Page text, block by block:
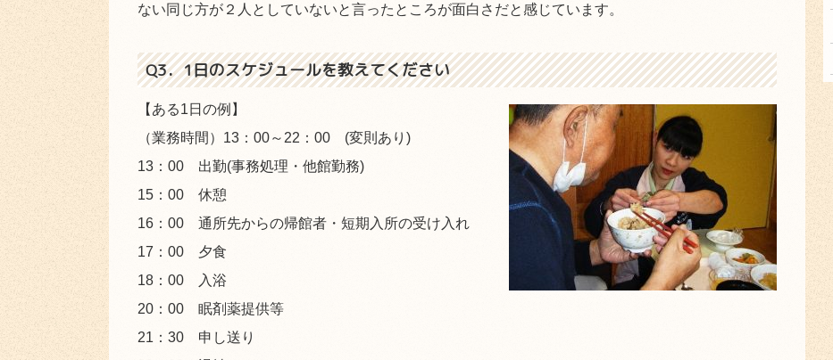
ない同じ方が２人としていないと言ったところが面白さだと感じています。
Q3．1日のスケジュールを教えてください
【ある1日の例】
（業務時間）13：00～22：00 (変則あり)
13：00 出勤(事務処理・他館勤務)
15：00 休憩
16：00 通所先からの帰館者・短期入所の受け入れ
17：00 夕食
18：00 入浴
20：00 眠剤薬提供等
21：30 申し送り